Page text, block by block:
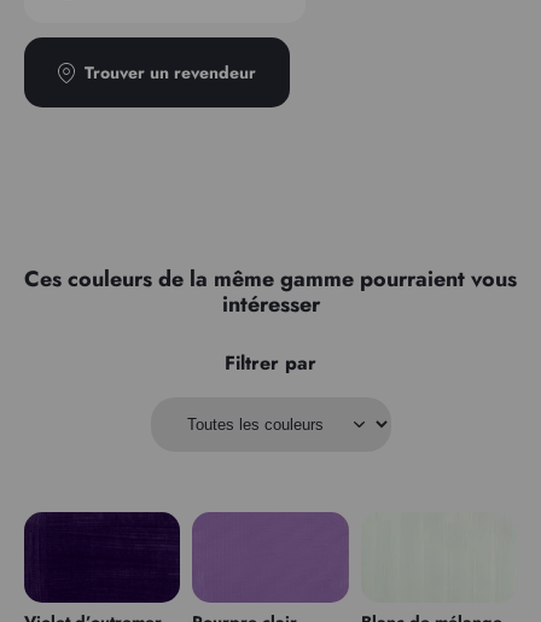
Trouver un revendeur
Ces couleurs de la même gamme pourraient vous
intéresser
Filtrer par